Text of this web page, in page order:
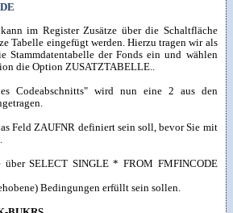
im Register Zusätze über die Schaltfläche
Tabelle eingefügt werden. Hierzu tragen wir als
Stammdatentabelle der Fonds ein und wählen
die Option ZUSATZTABELLE..
Codeabschnitts" wird nun eine 2 aus den
Feld ZAUFNR definiert sein soll, bevor Sie mit
über SELECT SINGLE * FROM FMFINCODE
Bedingungen erfüllt sein sollen.